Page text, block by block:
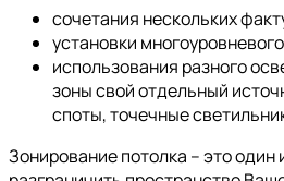
сочетания нескольких
установки
использования разного
зоны свой отдельный
споты, точечные
Зонирование потолка – это один